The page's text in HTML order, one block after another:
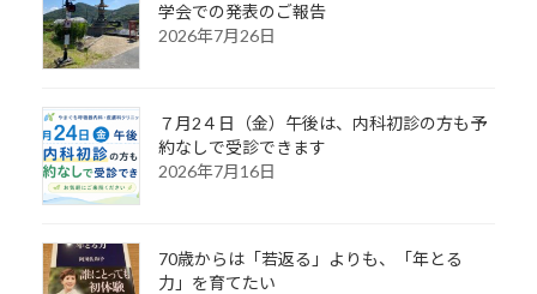
学会での発表のご報告
2026年7月26日
７月2４日（金）午後は、内科初診の方も予
約なしで受診できます
2026年7月16日
70歳からは「若返る」よりも、「年とる
力」を育てたい